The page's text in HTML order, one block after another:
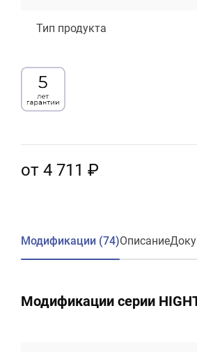
Тип продукта
от 4 711 ₽
Модификации (74)Описание
Модификации серии